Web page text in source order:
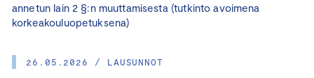
annetun lain 2 §:n muuttamisesta (tutkinto avoimena
korkeakouluopetuksena)
26.05.2026 / LAUSUNNOT